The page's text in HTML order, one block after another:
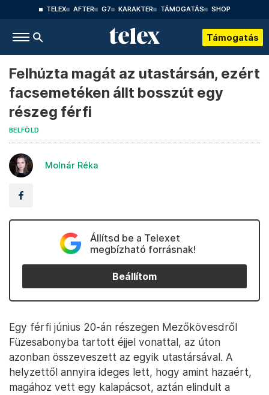
TELEX AFTER G7 KARAKTER TÁMOGATÁS SHOP
Támogatás
Felhúzta magát az utastársán, ezért
facsemetéken állt bosszút egy
részeg férfi
BELFÖLD
Molnár Réka
Állítsd be a Telexet
megbízható forrásnak!
Beállítom
Egy férfi június 20-án részegen Mezőkövesdről
Füzesabonyba tartott éjjel vonattal, az úton
azonban összeveszett az egyik utastársával. A
helyzettől annyira ideges lett, hogy amint hazaért,
magához vett egy kalapácsot, aztán elindult a